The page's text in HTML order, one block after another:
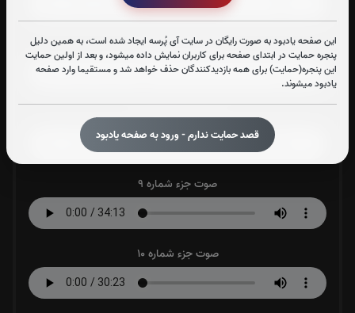
این صفحه یادبود به صورت رایگان در سایت آی پُرسه ایجاد شده است، به همین دلیل
پنجره حمایت در ابتدای صفحه برای کاربران نمایش داده میشود، و بعد از اولین حمایت
این پنجره(حمایت) برای همه بازدیدکنندگان حذف خواهد شد و مستقیما وارد صفحه
یادبود میشوند.
قصد حمایت ندارم - ورود به صفحه یادبود
صوت جزء شماره 7
صوت جزء شماره 8
صوت جزء شماره 9
صوت جزء شماره 10